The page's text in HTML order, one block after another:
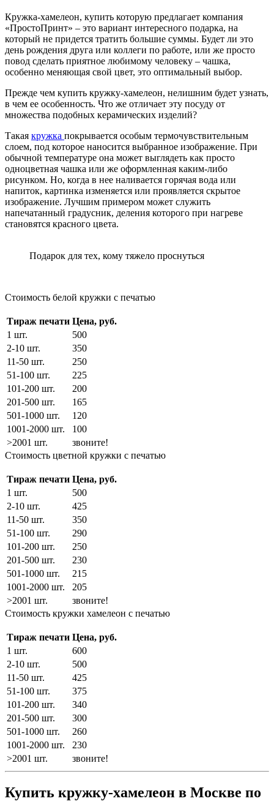
Кружка-хамелеон, купить которую предлагает компания
«ПростоПринт» – это вариант интересного подарка, на
который не придется тратить большие суммы. Будет ли это
день рождения друга или коллеги по работе, или же просто
повод сделать приятное любимому человеку – чашка,
особенно меняющая свой цвет, это оптимальный выбор.
Прежде чем купить кружку-хамелеон, нелишним будет узнать,
в чем ее особенность. Что же отличает эту посуду от
множества подобных керамических изделий?
Такая кружка покрывается особым термочувствительным
слоем, под которое наносится выбранное изображение. При
обычной температуре она может выглядеть как просто
одноцветная чашка или же оформленная каким-либо
рисунком. Но, когда в нее наливается горячая вода или
напиток, картинка изменяется или проявляется скрытое
изображение. Лучшим примером может служить
напечатанный градусник, деления которого при нагреве
становятся красного цвета.
Подарок для тех, кому тяжело проснуться
Стоимость белой кружки с печатью
Тираж печати Цена, руб.
1 шт.
500
2-10 шт.
350
11-50 шт.
250
51-100 шт.
225
101-200 шт.
200
201-500 шт.
165
501-1000 шт.
120
1001-2000 шт.
100
>2001 шт.
звоните!
Стоимость цветной кружки с печатью
Тираж печати Цена, руб.
1 шт.
500
2-10 шт.
425
11-50 шт.
350
51-100 шт.
290
101-200 шт.
250
201-500 шт.
230
501-1000 шт.
215
1001-2000 шт.
205
>2001 шт.
звоните!
Стоимость кружки хамелеон с печатью
Тираж печати Цена, руб.
1 шт.
600
2-10 шт.
500
11-50 шт.
425
51-100 шт.
375
101-200 шт.
340
201-500 шт.
300
501-1000 шт.
260
1001-2000 шт.
230
>2001 шт.
звоните!
Купить кружку-хамелеон в Москве по